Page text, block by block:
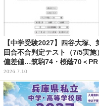
【中学受験2027】四谷大塚、
回合不合判定テスト（7/5実施）
偏差値…筑駒74・桜蔭70＜PR
2026.7.10